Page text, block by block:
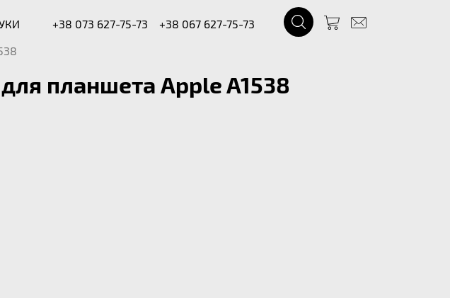
+38 073 627-75-73
+38 067 627-75-73
планшета Apple A1538